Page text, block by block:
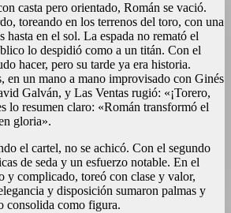
casta pero orientado, Román se vació.
toreando en los terrenos del toro, con una
hasta en el sol. La espada no remató el
lo despidió como a un titán. Con el
hacer, pero su tarde ya era historia.
en un mano a mano improvisado con Ginés
Galván, y Las Ventas rugió: «¡Torero,
lo resumen claro: «Román transformó el
gloria».
el cartel, no se achicó. Con el segundo
de seda y un esfuerzo notable. En el
y complicado, toreó con clase y valor,
y disposición sumaron palmas y
consolida como figura.